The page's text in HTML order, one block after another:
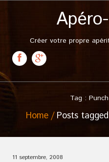
Créer votre propre
Tag :
Home Posts
11 septembre, 2008